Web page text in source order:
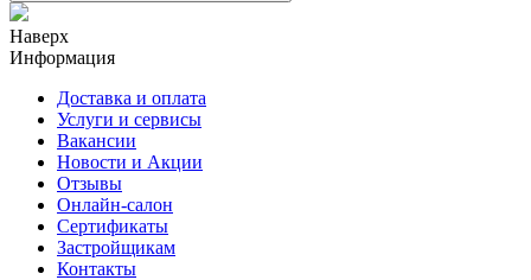
Наверх
Информация
Доставка и оплата
Услуги и сервисы
Вакансии
Новости и Акции
Отзывы
Онлайн-салон
Сертификаты
Застройщикам
Контакты